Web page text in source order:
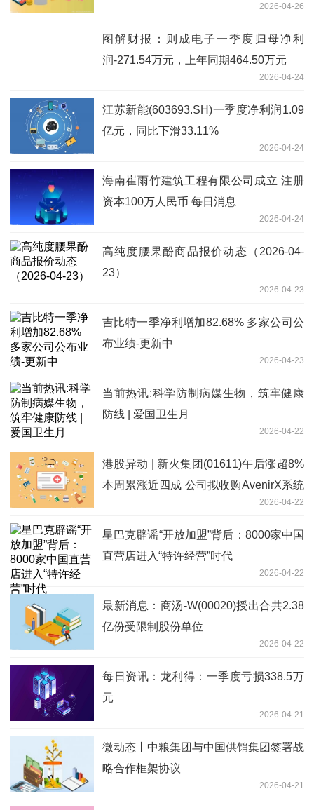
2026-04-26
图解财报：则成电子一季度归母净利
润-271.54万元，上年同期464.50万元
2026-04-24
江苏新能(603693.SH)一季度净利润1.09
亿元，同比下滑33.11%
2026-04-24
海南崔雨竹建筑工程有限公司成立 注册
资本100万人民币 每日消息
2026-04-24
高纯度腰果酚商品报价动态（2026-04-
23）
2026-04-23
吉比特一季净利增加82.68% 多家公司公
布业绩-更新中
2026-04-23
当前热讯:科学防制病媒生物，筑牢健康
防线 | 爱国卫生月
2026-04-22
港股异动 | 新火集团(01611)午后涨超8%
本周累涨近四成 公司拟收购AvenirX系统
2026-04-22
星巴克辟谣“开放加盟”背后：8000家中国
直营店进入“特许经营”时代
2026-04-22
最新消息：商汤-W(00020)授出合共2.38
亿份受限制股份单位
2026-04-22
每日资讯：龙利得：一季度亏损338.5万
元
2026-04-21
微动态丨中粮集团与中国供销集团签署战
略合作框架协议
2026-04-21